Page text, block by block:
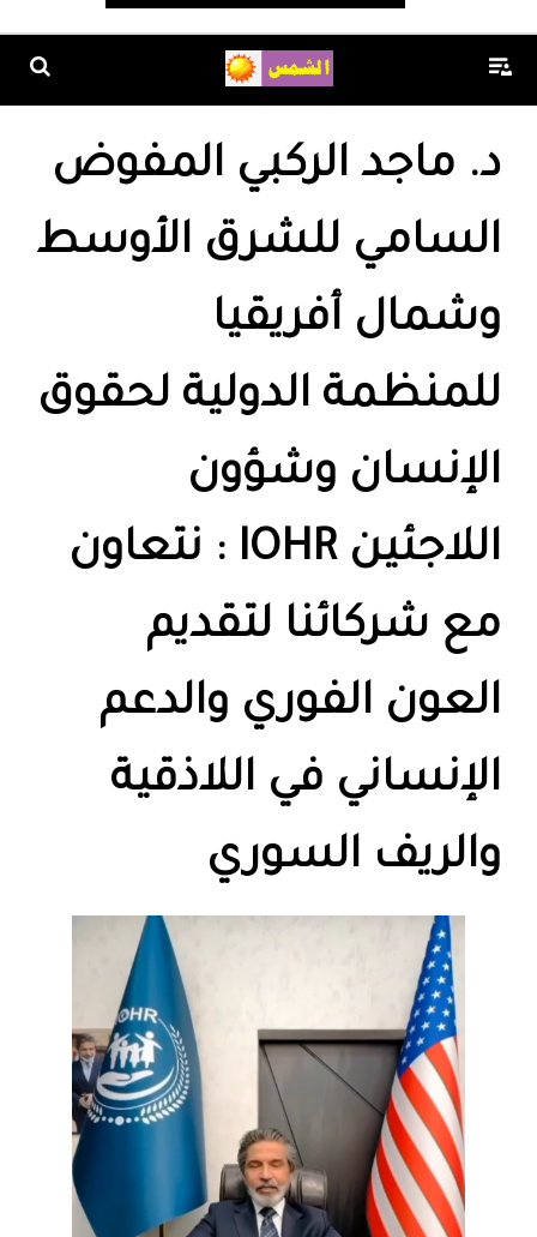
د. ماجد الركبي المفوض
السامي للشرق الأوسط
وشمال أفريقيا
للمنظمة الدولية لحقوق
الإنسان وشؤون
اللاجئين IOHR : نتعاون
مع شركائنا لتقديم
العون الفوري والدعم
الإنساني في اللاذقية
والريف السوري